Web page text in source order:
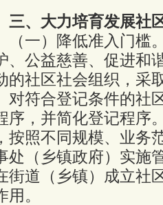
三、大力培育发展社
）降低准入门槛。
、公益慈善、促进和
的社区社会组织，采
对符合登记条件的社
序，并简化登记程序
按照不同规模、业务
处（乡镇政府）实施
街道（乡镇）成立社
用。